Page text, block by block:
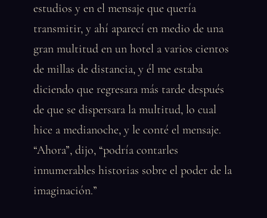
estudios y en el mensaje que quería
transmitir, y ahí aparecí en medio de una
gran multitud en un hotel a varios cientos
de millas de distancia, y él me estaba
diciendo que regresara más tarde después
de que se dispersara la multitud, lo cual
hice a medianoche, y le conté el mensaje.
“Ahora”, dijo, “podría contarles
innumerables historias sobre el poder de la
imaginación.”